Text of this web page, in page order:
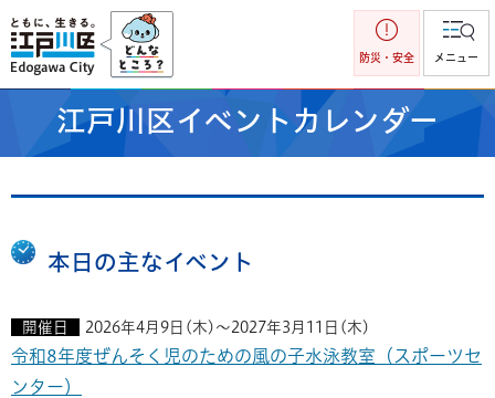
江戸川区
防災・安全 メニュー
江戸川区イベントカレンダー
本日の主なイベント
開催日 2026年4月9日(木)～2027年3月11日(木)
令和8年度ぜんそく児のための風の子水泳教室（スポーツセ
ンター）